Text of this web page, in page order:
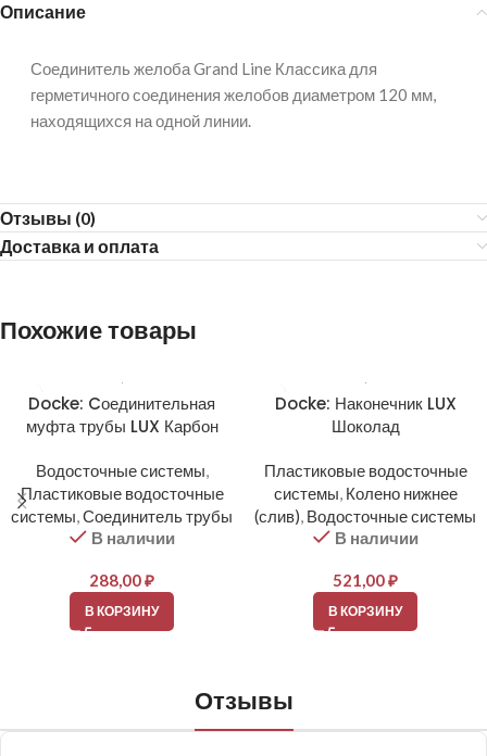
Описание
Соединитель желоба Grand Line Классика для
герметичного соединения желобов диаметром 120 мм,
находящихся на одной линии.
Отзывы (0)
Доставка и оплата
Похожие товары
Docke: Cоединительная
муфта трубы LUX Карбон
Водосточные системы,
Пластиковые водосточные
системы,Соединитель трубы
В наличии
288,00₽
В КОРЗИНУ
Docke: Наконечник LUX
Шоколад
Пластиковые водосточные
системы, Колено нижнее
(слив), Водосточные системы
В наличии
521,00₽
В КОРЗИНУ
Отзывы